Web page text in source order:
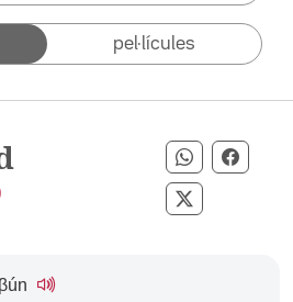
pel·lícules
Compartir
Compartir